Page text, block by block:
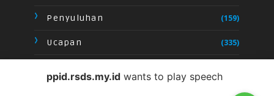
Penyuluhan (159)
Ucapan (335)
ppid.rsds.my.id wants to play speech